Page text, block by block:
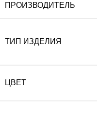
ПРОИЗВОДИТЕЛЬ
ТИП ИЗДЕЛИЯ
ЦВЕТ